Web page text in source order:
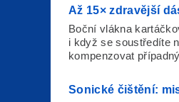
Až 15× zdravější
Boční vlákna
i když se soustředíte
kompenzovat
Sonické čištění: